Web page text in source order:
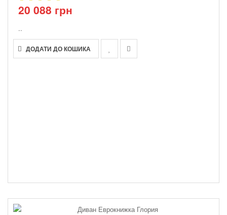
20 088 грн
..
ДОДАТИ ДО КОШИКА